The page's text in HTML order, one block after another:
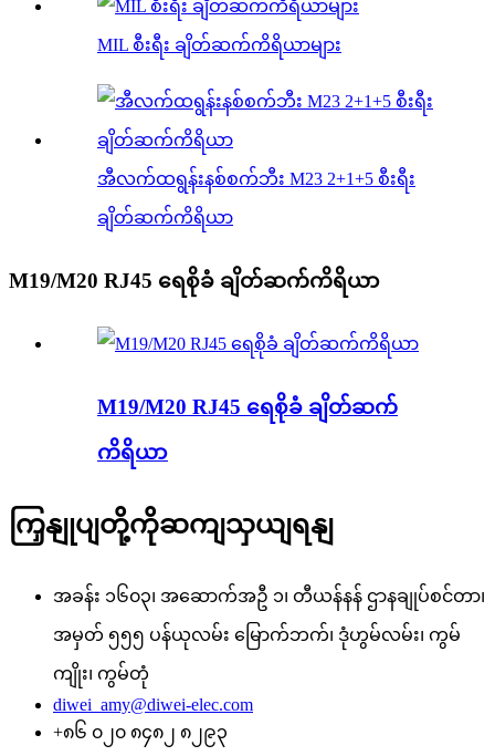
MIL စီးရီး ချိတ်ဆက်ကိရိယာများ
အီလက်ထရွန်းနစ်စက်ဘီး M23 2+1+5 စီးရီး
ချိတ်ဆက်ကိရိယာ
M19/M20 RJ45 ရေစိုခံ ချိတ်ဆက်ကိရိယာ
M19/M20 RJ45 ရေစိုခံ ချိတ်ဆက်
ကိရိယာ
ကြှနျုပျတို့ကိုဆကျသှယျရနျ
အခန်း ၁၆၀၃၊ အဆောက်အဦ ၁၊ တီယန်နန် ဌာနချုပ်စင်တာ၊
အမှတ် ၅၅၅ ပန်ယုလမ်း မြောက်ဘက်၊ ဒုံဟွမ်လမ်း၊ ကွမ်
ကျိုး၊ ကွမ်တုံ
diwei_amy@diwei-elec.com
+၈၆ ၀၂၀ ၈၄၈၂ ၈၂၉၃